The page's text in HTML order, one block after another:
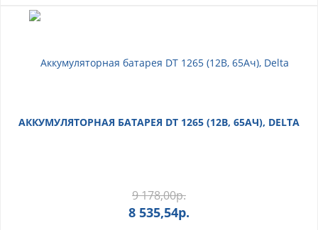
АККУМУЛЯТОРНАЯ БАТАРЕЯ DT 1265 (12В, 65АЧ), DELTA
9 178,00р.
8 535,54р.